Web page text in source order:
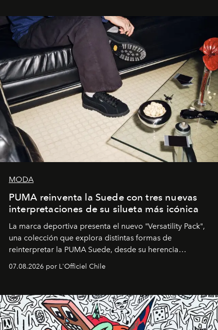
y la filosofía detrás de la propuesta.
MODA
PUMA reinventa la Suede con tres nuevas
interpretaciones de su silueta más icónica
La marca deportiva presenta el nuevo "Versatility Pack",
una colección que explora distintas formas de
reinterpretar la PUMA Suede, desde su herencia
diseño y el universo outdoor.
07.08.2026 por L'Officiel Chile